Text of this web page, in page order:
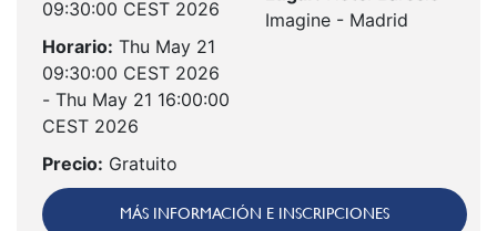
09:30:00 CEST 2026
Horario: Thu May 21
09:30:00 CEST 2026
- Thu May 21 16:00:00
CEST 2026
Precio: Gratuito
Imagine - Madrid
MÁS INFORMACIÓN E INSCRIPCIONES